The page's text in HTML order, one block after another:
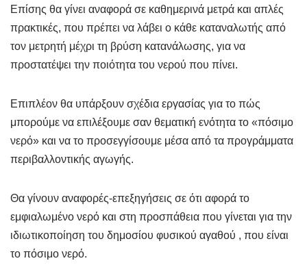
Επίσης θα γίνει αναφορά σε καθημερινά μετρά και απλές
πρακτικές, που πρέπει να λάβει ο κάθε καταναλωτής από
τον μετρητή μέχρι τη βρύση κατανάλωσης, για να
προστατέψει την ποιότητα του νερού που πίνει.
Επιπλέον θα υπάρξουν σχέδια εργασίας για το πώς
μπορούμε να επιλέξουμε σαν θεματική ενότητα το «πόσιμο
νερό» και να το προσεγγίσουμε μέσα από τα προγράμματα
περιβαλλοντικής αγωγής.
Θα γίνουν αναφορές-επεξηγήσεις σε ότι αφορά το
εμφιαλωμένο νερό και στη προσπάθεια που γίνεται για την
ιδιωτικοποίηση του δημοσίου φυσικού αγαθού , που είναι
το πόσιμο νερό.